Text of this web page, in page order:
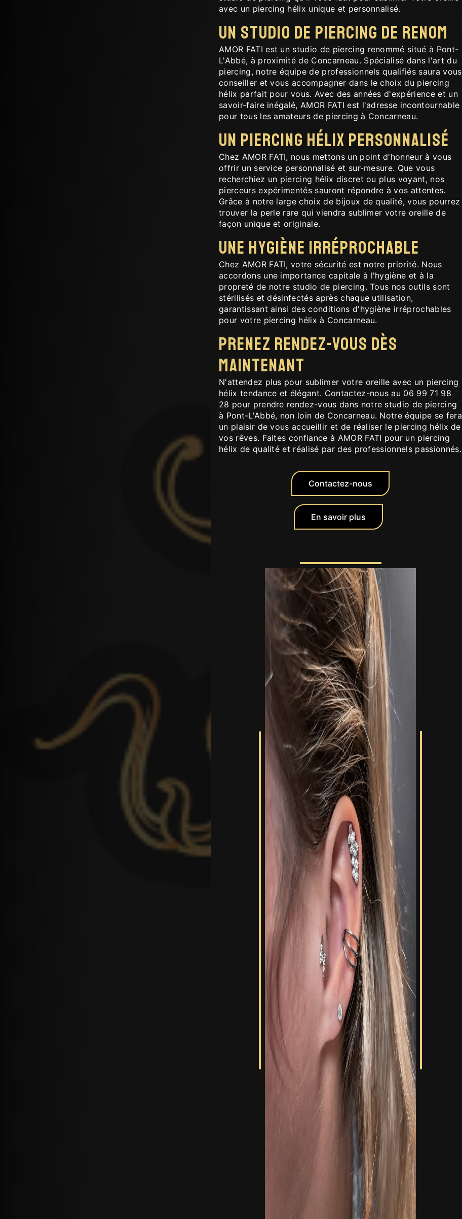
avec un piercing hélix unique et personnalisé.
Un studio de piercing de renom
AMOR FATI est un studio de piercing renommé situé à Pont-
L'Abbé, à proximité de Concarneau. Spécialisé dans l'art du
piercing, notre équipe de professionnels qualifiés saura vous
conseiller et vous accompagner dans le choix du piercing
hélix parfait pour vous. Avec des années d'expérience et un
savoir-faire inégalé, AMOR FATI est l'adresse incontournable
pour tous les amateurs de piercing à Concarneau.
Un piercing hélix personnalisé
Chez AMOR FATI, nous mettons un point d'honneur à vous
offrir un service personnalisé et sur-mesure. Que vous
recherchiez un piercing hélix discret ou plus voyant, nos
pierceurs expérimentés sauront répondre à vos attentes.
Grâce à notre large choix de bijoux de qualité, vous pourrez
trouver la perle rare qui viendra sublimer votre oreille de
façon unique et originale.
Une hygiène irréprochable
Chez AMOR FATI, votre sécurité est notre priorité. Nous
accordons une importance capitale à l'hygiène et à la
propreté de notre studio de piercing. Tous nos outils sont
stérilisés et désinfectés après chaque utilisation,
garantissant ainsi des conditions d'hygiène irréprochables
pour votre piercing hélix à Concarneau.
Prenez rendez-vous dès
maintenant
N'attendez plus pour sublimer votre oreille avec un piercing
hélix tendance et élégant. Contactez-nous au 06 99 71 98
28 pour prendre rendez-vous dans notre studio de piercing
à Pont-L'Abbé, non loin de Concarneau. Notre équipe se fera
un plaisir de vous accueillir et de réaliser le piercing hélix de
vos rêves. Faites confiance à AMOR FATI pour un piercing
hélix de qualité et réalisé par des professionnels passionnés.
En savoir plus
Contactez-nous